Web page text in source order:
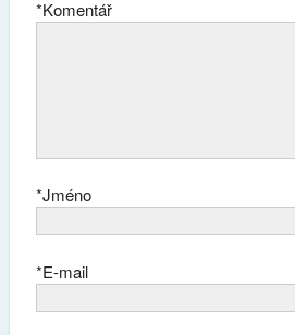
Komentář
*
Jméno
*
E-mail
*